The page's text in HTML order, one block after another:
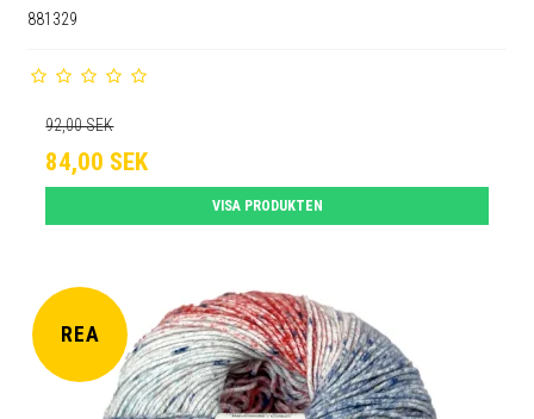
881329
92,00 SEK
84,00 SEK
VISA PRODUKTEN
REA